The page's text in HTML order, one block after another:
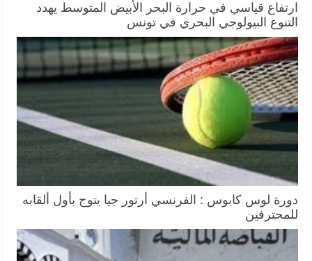
ارتفاع قياسي في حرارة البحر الأبيض المتوسط يهدد
التنوع البيولوجي البحري في تونس
دورة لوس كابوس : الفرنسي أرتور جيا يتوج بأول ألقابه
للمحترفين